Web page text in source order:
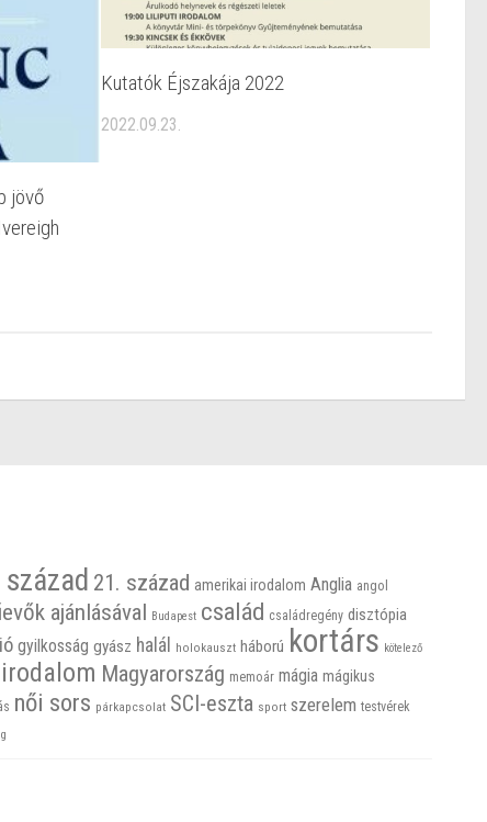
jövő
Kutatók Éjszakája 2022
2022.09.23.
21. század amerikai irodalom Anglia angol
ajánlásával Budapest család családregény disztópia
gyilkosság gyász halál holokauszt háború kortárs kötelező
Magyarország memoár mágia mágikus
női sors párkapcsolat SCI-eszta sport szerelem testvérek